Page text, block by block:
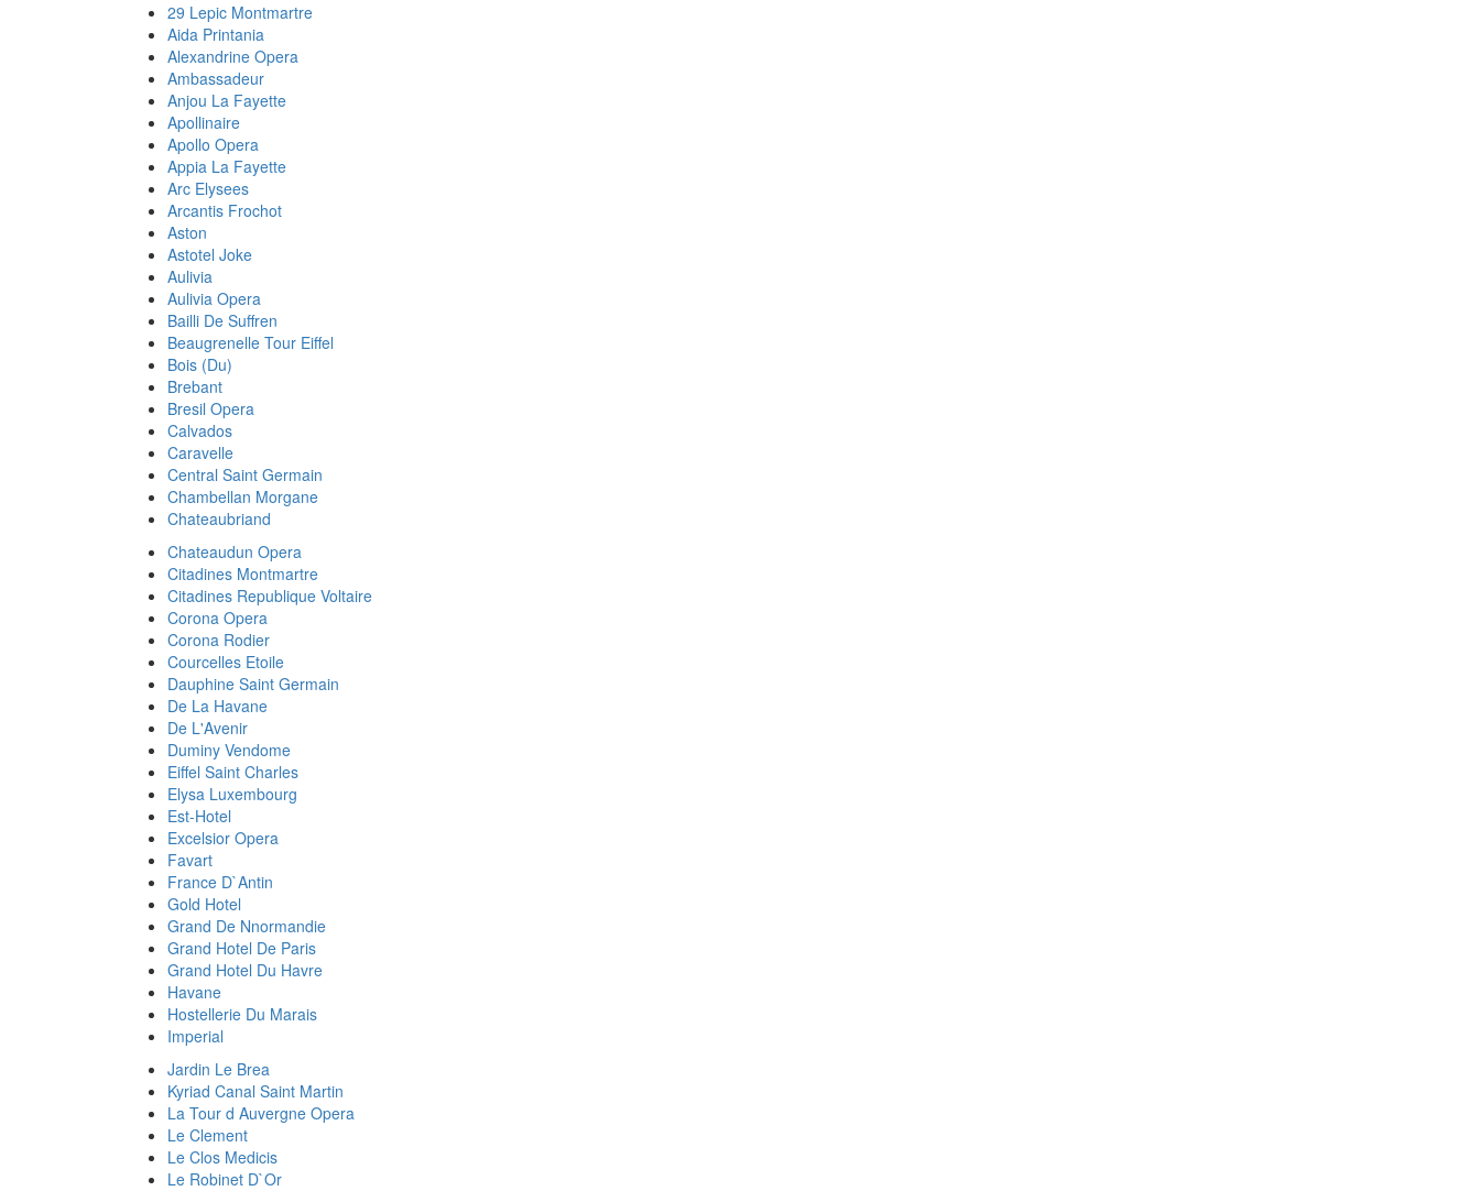
29 Lepic Montmartre
Aida Printania
Alexandrine Opera
Ambassadeur
Anjou La Fayette
Apollinaire
Apollo Opera
Appia La Fayette
Arc Elysees
Arcantis Frochot
Aston
Astotel Joke
Aulivia
Aulivia Opera
Bailli De Suffren
Beaugrenelle Tour Eiffel
Bois (Du)
Brebant
Bresil Opera
Calvados
Caravelle
Central Saint Germain
Chambellan Morgane
Chateaubriand
Chateaudun Opera
Citadines Montmartre
Citadines Republique Voltaire
Corona Opera
Corona Rodier
Courcelles Etoile
Dauphine Saint Germain
De La Havane
De L'Avenir
Duminy Vendome
Eiffel Saint Charles
Elysa Luxembourg
Est-Hotel
Excelsior Opera
Favart
France D`Antin
Gold Hotel
Grand De Nnormandie
Grand Hotel De Paris
Grand Hotel Du Havre
Havane
Hostellerie Du Marais
Imperial
Jardin Le Brea
Kyriad Canal Saint Martin
La Tour d Auvergne Opera
Le Clement
Le Clos Medicis
Le Robinet D`Or